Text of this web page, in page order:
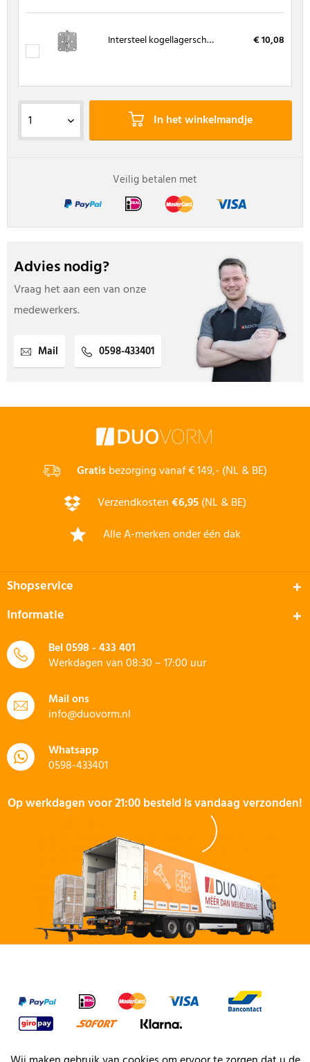
Intersteel kogellagerscharnier RVS 76 x 76 mm € 10,08
In het winkelmandje
Veilig betalen met
Advies nodig?
Vraag het aan een van onze
medewerkers.
Mail 0598-433401
Gratisbezorging vanaf € 149,- (NL & BE)
Verzendkosten€6,95(NL & BE)
Alle A-merken onder één dak
Shopservice
Informatie
Bel0598 - 433 401
Werkdagen van 08:30 – 17:00 uur
Mail ons
info@duovorm.nl
Whatsapp
0598-433401
Op werkdagen voor 21:00 besteld is vandaag verzonden!